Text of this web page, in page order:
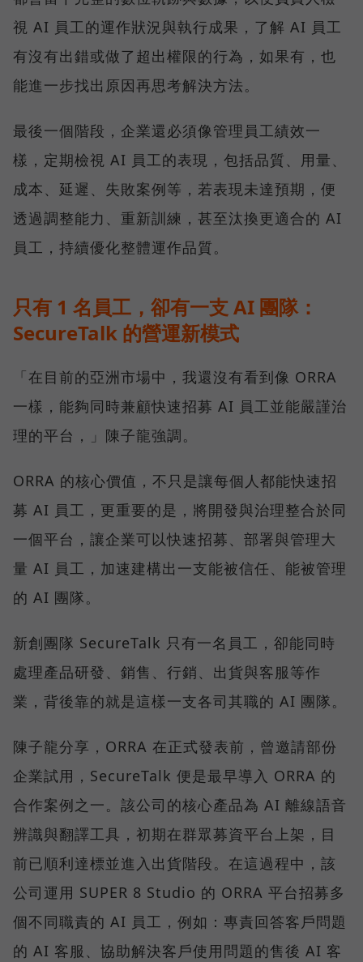
視 AI 員工的運作狀況與執行成果，了解 AI 員工
有沒有出錯或做了超出權限的行為，如果有，也
能進一步找出原因再思考解決方法。
最後一個階段，企業還必須像管理員工績效一
樣，定期檢視 AI 員工的表現，包括品質、用量、
成本、延遲、失敗案例等，若表現未達預期，便
透過調整能力、重新訓練，甚至汰換更適合的 AI
員工，持續優化整體運作品質。
只有 1 名員工，卻有一支 AI 團隊：
SecureTalk 的營運新模式
「在目前的亞洲市場中，我還沒有看到像 ORRA
一樣，能夠同時兼顧快速招募 AI 員工並能嚴謹治
理的平台，」陳子龍強調。
ORRA 的核心價值，不只是讓每個人都能快速招
募 AI 員工，更重要的是，將開發與治理整合於同
一個平台，讓企業可以快速招募、部署與管理大
量 AI 員工，加速建構出一支能被信任、能被管理
的 AI 團隊。
新創團隊 SecureTalk 只有一名員工，卻能同時
處理產品研發、銷售、行銷、出貨與客服等作
業，背後靠的就是這樣一支各司其職的 AI 團隊。
陳子龍分享，ORRA 在正式發表前，曾邀請部份
企業試用，SecureTalk 便是最早導入 ORRA 的
合作案例之一。該公司的核心產品為 AI 離線語音
辨識與翻譯工具，初期在群眾募資平台上架，目
前已順利達標並進入出貨階段。在這過程中，該
公司運用 SUPER 8 Studio 的 ORRA 平台招募多
個不同職責的 AI 員工，例如：專責回答客戶問題
的 AI 客服、協助解決客戶使用問題的售後 AI 客